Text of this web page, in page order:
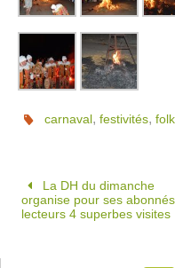
carnaval,festivités,
La DH du dimanche
organise pour ses
lecteurs 4 superbes visites